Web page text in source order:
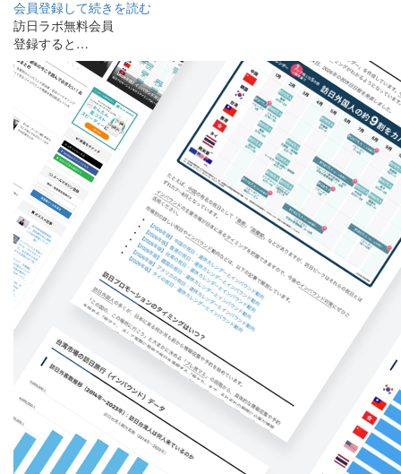
会員登録して続きを読む
訪日ラボ無料会員
登録すると…